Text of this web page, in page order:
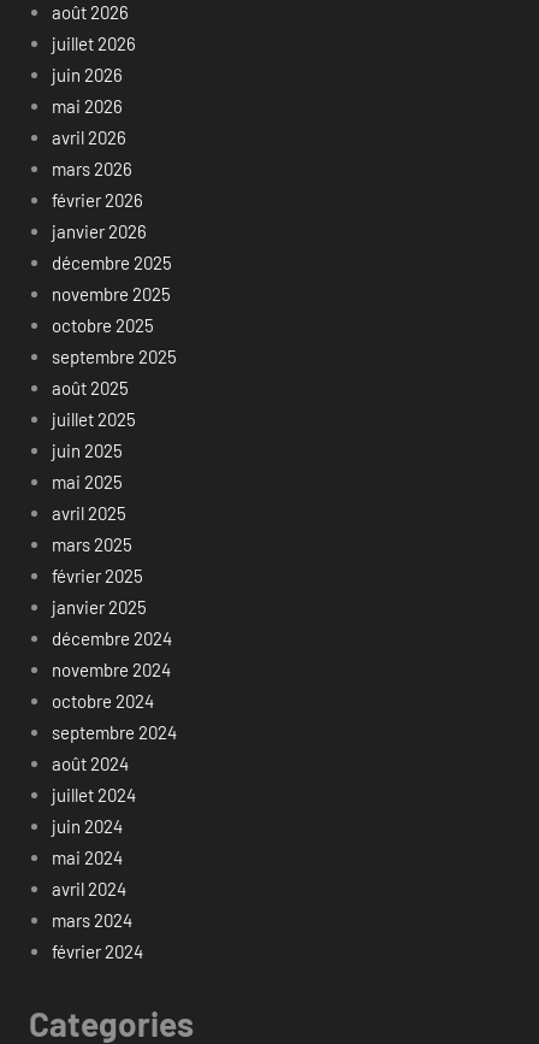
août 2026
juillet 2026
juin 2026
mai 2026
avril 2026
mars 2026
février 2026
janvier 2026
décembre 2025
novembre 2025
octobre 2025
septembre 2025
août 2025
juillet 2025
juin 2025
mai 2025
avril 2025
mars 2025
février 2025
janvier 2025
décembre 2024
novembre 2024
octobre 2024
septembre 2024
août 2024
juillet 2024
juin 2024
mai 2024
avril 2024
mars 2024
février 2024
Categories